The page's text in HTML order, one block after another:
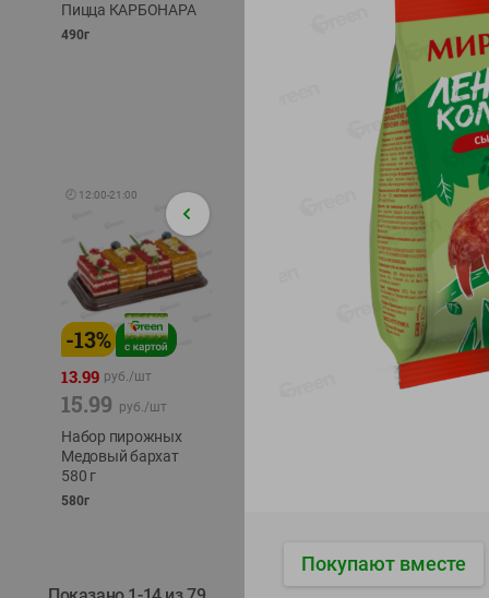
Пицца КАРБОНАРА
490г
охлажд
🕘 12:00-21:00
-13%
13.99 руб./шт
15.99 руб./шт
Набор пирожных
Медовый бархат
580 г
580г
- 24%
4.99
Покупают вместе